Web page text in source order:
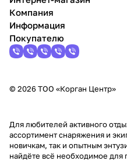
Компания
Информация
Покупателю
© 2026 ТОО «Корган Центр»
Для любителей активного
ассортимент снаряжения и
новичкам, так и опытным
найдёте всё необходимое для